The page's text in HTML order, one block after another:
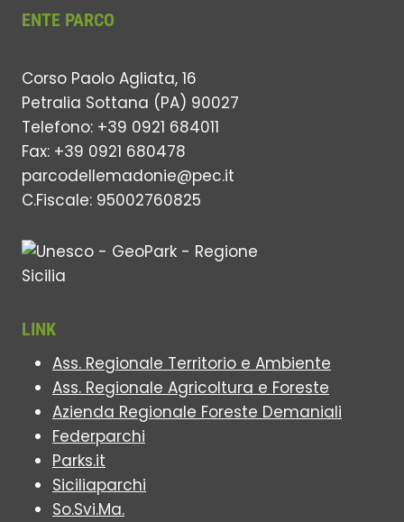
ENTE PARCO
Corso Paolo Agliata, 16
Petralia Sottana (PA) 90027
Telefono: +39 0921 684011
Fax: +39 0921 680478
parcodellemadonie@pec.it
C.Fiscale: 95002760825
LINK
Ass. Regionale Territorio e Ambiente
Ass. Regionale Agricoltura e Foreste
Azienda Regionale Foreste Demaniali
Federparchi
Parks.it
Siciliaparchi
So.Svi.Ma.